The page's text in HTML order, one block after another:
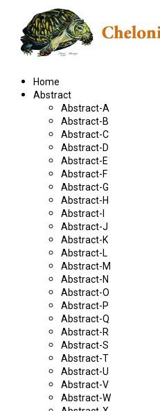
Home
Abstract
Abstract-A
Abstract-B
Abstract-C
Abstract-D
Abstract-E
Abstract-F
Abstract-G
Abstract-H
Abstract-I
Abstract-J
Abstract-K
Abstract-L
Abstract-M
Abstract-N
Abstract-O
Abstract-P
Abstract-Q
Abstract-R
Abstract-S
Abstract-T
Abstract-U
Abstract-V
Abstract-W